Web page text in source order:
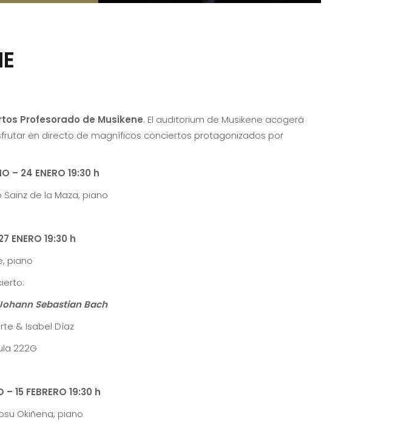
Profesorado de Musikene. El auditorium de Musikene acogerá
en directo de magníficos conciertos protagonizados por
– 24 ENERO 19:30 h
de la Maza, piano
ENERO 19:30 h
piano
Sebastian Bach
& Isabel Díaz
222G
15 FEBRERO 19:30 h
Okiñena, piano